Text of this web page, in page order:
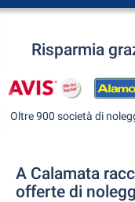
Risparmia
Oltre 900 società di
A Calamata
offerte di